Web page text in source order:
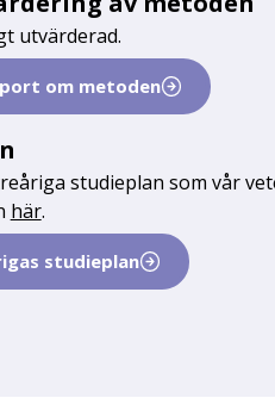
utvärderad.
om metoden
studieplan som vår
här.
studieplan